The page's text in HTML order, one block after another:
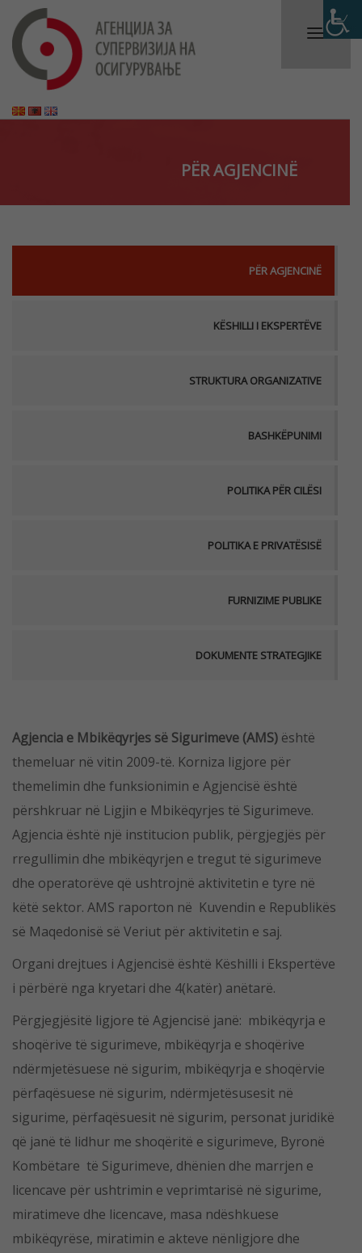
PËR AGJENCINË
PËR AGJENCINË
KËSHILLI I EKSPERTËVE
STRUKTURA ORGANIZATIVE
BASHKËPUNIMI
POLITIKA PËR CILËSI
POLITIKA E PRIVATËSISË
FURNIZIME PUBLIKE
DOKUMENTE STRATEGJIKE
Agjencia e Mbikëqyrjes së Sigurimeve (AMS) është
themeluar në vitin 2009-të. Korniza ligjore për
themelimin dhe funksionimin e Agjencisë është
përshkruar në Ligjin е Mbikëqyrjes të Sigurimeve.
Agjencia është një institucion publik, përgjegjës për
rregullimin dhe mbikëqyrjen e tregut të sigurimeve
dhe operatorëve që ushtrojnë aktivitetin e tyre në
këtë sektor. AMS raporton në Kuvendin e Republikës
së Maqedonisë së Veriut për aktivitetin e saj.
Organi drejtues i Agjencisë është Këshilli i Ekspertëve
i përbërë nga kryetari dhe 4(katër) anëtarë.
Përgjegjësitë ligjore të Agjencisë janë: mbikëqyrja e
shoqërive të sigurimeve, mbikëqyrja e shoqërive
ndërmjetësuese në sigurim, mbikëqyrja e shoqërvie
përfaqësuese në sigurim, ndërmjetësusesit në
sigurime, përfaqësuesit në sigurim, personat juridikë
që janë të lidhur me shoqëritë e sigurimeve, Byronë
Kombëtare të Sigurimeve, dhënien dhe marrjen e
licencave për ushtrimin e veprimtarisë në sigurime,
miratimeve dhe licencave, masa ndëshkuese
mbikëqyrëse, miratimin e akteve nënligjore dhe